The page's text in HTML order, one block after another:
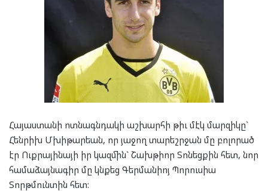
Հայաստանի ոտնագնդակի աշխարհի թիւ մէկ մարզիկը`
Հենրիխ Մխիթարեան, որ յաջող տարեշրջան մը բոլորած
էր Ուքրայինայի իր կազմին` Շախթիոր Տոնեցքին հետ, նոր
համաձայնագիր մը կնքեց Գերմանիոյ Պորուսիա
Տորթմունտին հետ: